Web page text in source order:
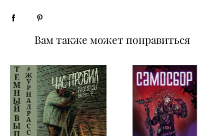
Вам также может понравиться